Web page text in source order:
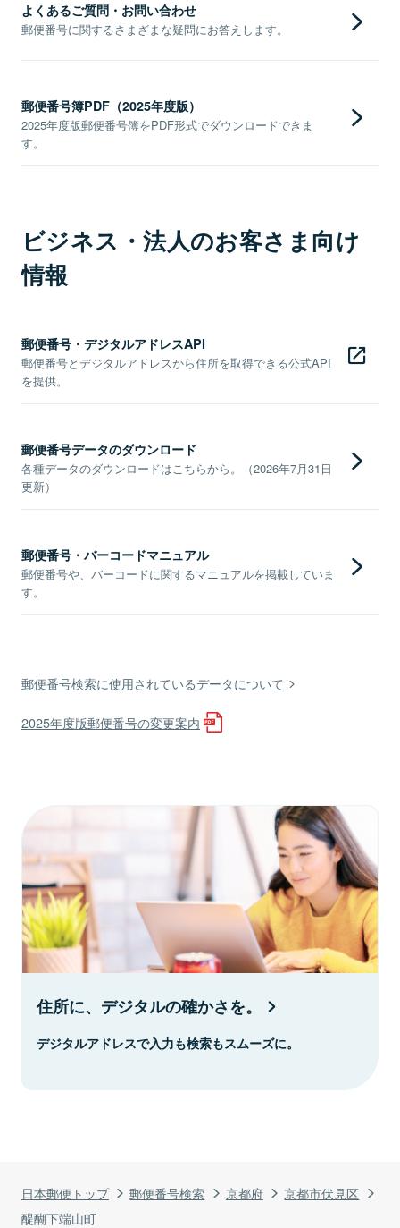
日本郵便トップ 郵便番号検索 京都府
京都市伏見区
醍醐下端山町
よくあるご質問・お問い合わせ
郵便番号に関するさまざまな疑問にお答えします。
郵便番号簿PDF（2025年度版）
2025年度版郵便番号簿をPDF形式でダウンロードできま
す。
ビジネス・法人のお客さま向け
情報
郵便番号・デジタルアドレスAPI
郵便番号とデジタルアドレスから住所を取得できる公式API
を提供。
郵便番号データのダウンロード
各種データのダウンロードはこちらから。（2026年7月31日
更新）
郵便番号・バーコードマニュアル
郵便番号や、バーコードに関するマニュアルを掲載していま
す。
郵便番号検索に使用されているデータについて
2025年度版郵便番号の変更案内
住所に、デジタルの確かさを。
デジタルアドレスで入力も検索もスムーズに。